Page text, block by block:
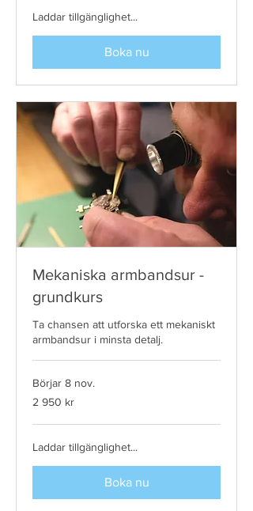
Laddar tillgänglighet...
Boka nu
Mekaniska armbandsur -
grundkurs
Ta chansen att utforska ett mekaniskt
armbandsur i minsta detalj.
Börjar 8 nov.
2 950
svenska
2 950 kr
Laddar tillgänglighet...
Boka nu